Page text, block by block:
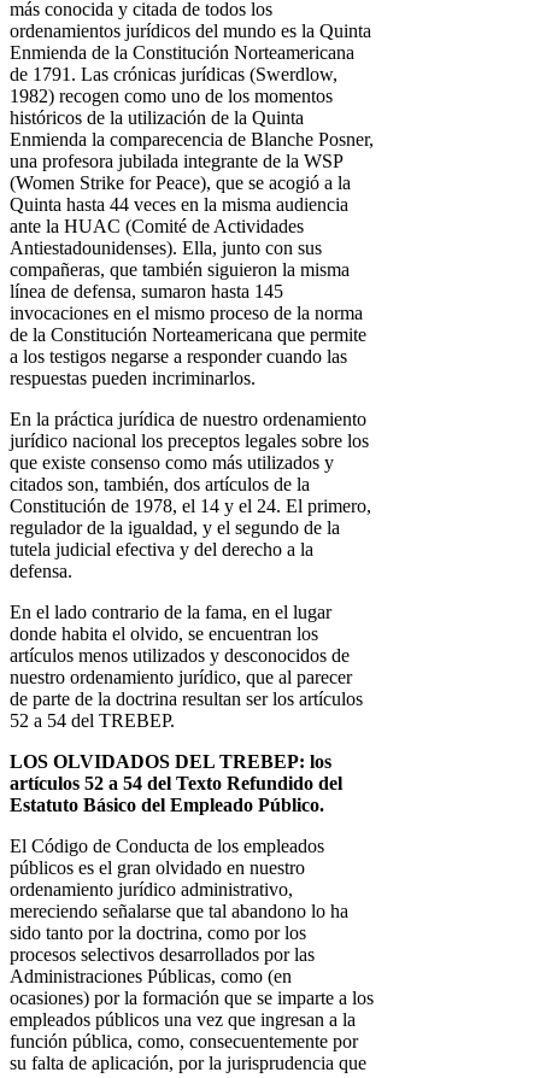
más conocida y citada de todos los
ordenamientos jurídicos del mundo es la Quinta
Enmienda de la Constitución Norteamericana
de 1791. Las crónicas jurídicas (Swerdlow,
1982) recogen como uno de los momentos
históricos de la utilización de la Quinta
Enmienda la comparecencia de Blanche Posner,
una profesora jubilada integrante de la WSP
(Women Strike for Peace), que se acogió a la
Quinta hasta 44 veces en la misma audiencia
ante la HUAC (Comité de Actividades
Antiestadounidenses). Ella, junto con sus
compañeras, que también siguieron la misma
línea de defensa, sumaron hasta 145
invocaciones en el mismo proceso de la norma
de la Constitución Norteamericana que permite
a los testigos negarse a responder cuando las
respuestas pueden incriminarlos.
En la práctica jurídica de nuestro ordenamiento
jurídico nacional los preceptos legales sobre los
que existe consenso como más utilizados y
citados son, también, dos artículos de la
Constitución de 1978, el 14 y el 24. El primero,
regulador de la igualdad, y el segundo de la
tutela judicial efectiva y del derecho a la
defensa.
En el lado contrario de la fama, en el lugar
donde habita el olvido, se encuentran los
artículos menos utilizados y desconocidos de
nuestro ordenamiento jurídico, que al parecer
de parte de la doctrina resultan ser los artículos
52 a 54 del TREBEP.
LOS OLVIDADOS DEL TREBEP: los
artículos 52 a 54 del Texto Refundido del
Estatuto Básico del Empleado Público.
El Código de Conducta de los empleados
públicos es el gran olvidado en nuestro
ordenamiento jurídico administrativo,
mereciendo señalarse que tal abandono lo ha
sido tanto por la doctrina, como por los
procesos selectivos desarrollados por las
Administraciones Públicas, como (en
ocasiones) por la formación que se imparte a los
empleados públicos una vez que ingresan a la
función pública, como, consecuentemente por
su falta de aplicación, por la jurisprudencia que